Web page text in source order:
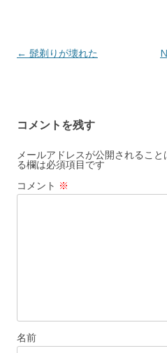
投
ゲ
ー
シ
ョ
← 髭剃りが壊れた
コメントを残す
メールアドレスが公開されること
る欄は必須項目です
コメント ※
名前